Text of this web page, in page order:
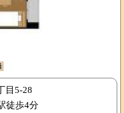
目5-28
徒歩4分